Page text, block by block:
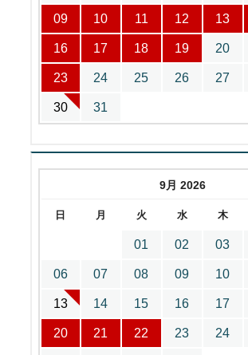
09 10 11 12 13
16 17 18 19 20
23 24 25 26 27
30 31
9月 2026
日 月 火 水 木
01 02 03
06 07 08 09 10
13 14 15 16 17
20 21 22 23 24